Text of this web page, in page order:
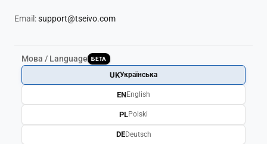
Email:support@tseivo.com
Мова / Language БЕТА
UKУкраїнська
ENEnglish
PLPolski
DEDeutsch